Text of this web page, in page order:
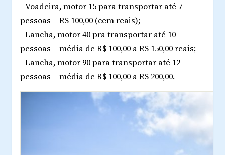
- Voadeira, motor 15 para transportar até 7
pessoas – R$ 100,00 (cem reais);
- Lancha, motor 40 pra transportar até 10
pessoas – média de R$ 100,00 a R$ 150,00 reais;
- Lancha, motor 90 para transportar até 12
pessoas – média de R$ 100,00 a R$ 200,00.